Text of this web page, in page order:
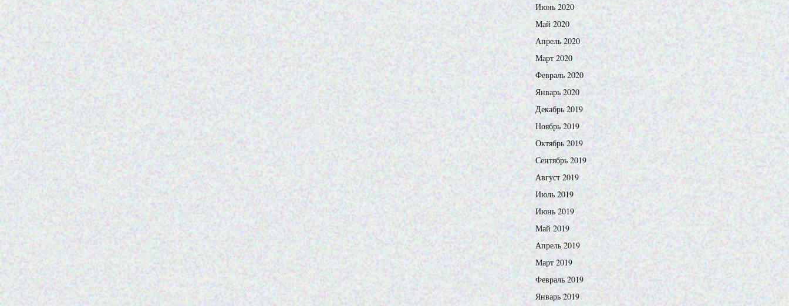
Июнь 2020
Май 2020
Апрель 2020
Март 2020
Февраль 2020
Январь 2020
Декабрь 2019
Ноябрь 2019
Октябрь 2019
Сентябрь 2019
Август 2019
Июль 2019
Июнь 2019
Май 2019
Апрель 2019
Март 2019
Февраль 2019
Январь 2019